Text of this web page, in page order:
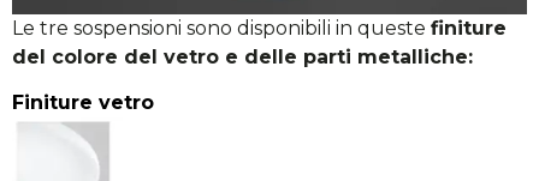
Le tre sospensioni sono disponibili in queste finiture
del colore del vetro e delle parti metalliche:
Finiture vetro